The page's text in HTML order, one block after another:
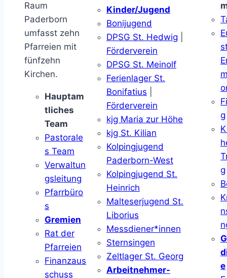
Raum
Paderborn
umfasst zehn
Pfarreien mit
fünfzehn
Kirchen.
Hauptam
tliches
Team
Pastorale
s Team
Verwaltun
gsleitung
Pfarrbüro
s
Gremien
Rat der
Pfarreien
Finanzaus
schuss
Kinder/Jugend
Bonijugend
DPSG St. Hedwig
Förderverein
DPSG St. Meinolf
Ferienlager St.
Bonifatius
Förderverein
kjg Maria zur Höhe
kjg St. Kilian
Kolpingjugend
Paderborn-West
Kolpingjugend St.
Heinrich
Malteserjugend St.
Liborius
Messdiener*innen
Sternsingen
Zeltlager St. Georg
Arbeitnehmer-
g
g
e